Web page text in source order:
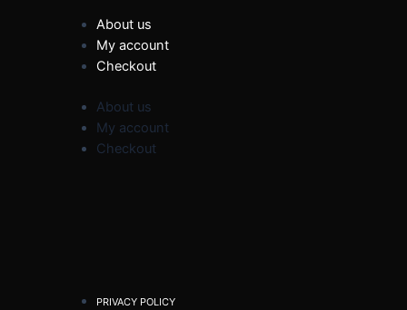
About us
My account
Checkout
About us
My account
Checkout
PRIVACY POLICY